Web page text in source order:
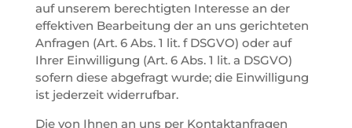
auf unserem berechtigten Interesse an der
effektiven Bearbeitung der an uns gerichteten
Anfragen (Art. 6 Abs. 1 lit. f DSGVO) oder auf
Ihrer Einwilligung (Art. 6 Abs. 1 lit. a DSGVO)
sofern diese abgefragt wurde; die Einwilligung
ist jederzeit widerrufbar.
Die von Ihnen an uns per Kontaktanfragen